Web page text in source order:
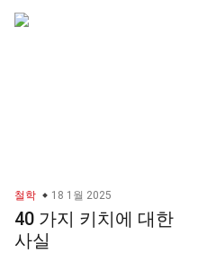
철학 18 1월 2025
40 가지 키치에 대한
사실